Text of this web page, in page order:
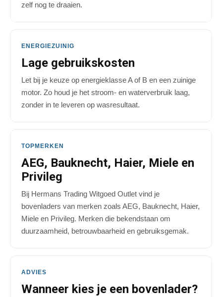
zelf nog te draaien.
ENERGIEZUINIG
Lage gebruikskosten
Let bij je keuze op energieklasse A of B en een zuinige
motor. Zo houd je het stroom- en waterverbruik laag,
zonder in te leveren op wasresultaat.
TOPMERKEN
AEG, Bauknecht, Haier, Miele en
Privileg
Bij Hermans Trading Witgoed Outlet vind je
bovenladers van merken zoals AEG, Bauknecht, Haier,
Miele en Privileg. Merken die bekendstaan om
duurzaamheid, betrouwbaarheid en gebruiksgemak.
ADVIES
Wanneer kies je een bovenlader?